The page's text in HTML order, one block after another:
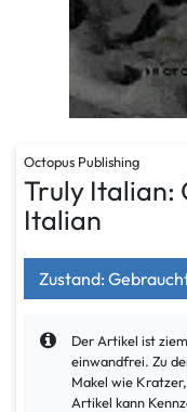
Octopus Publishing
Truly Italian:
Italian
Zustand:
Der Artikel ist
einwandfrei. Zu
Makel wie
Artikel kann